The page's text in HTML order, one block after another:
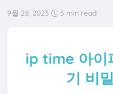
9월 28, 2023 5 min read
ip time 아이
기 비